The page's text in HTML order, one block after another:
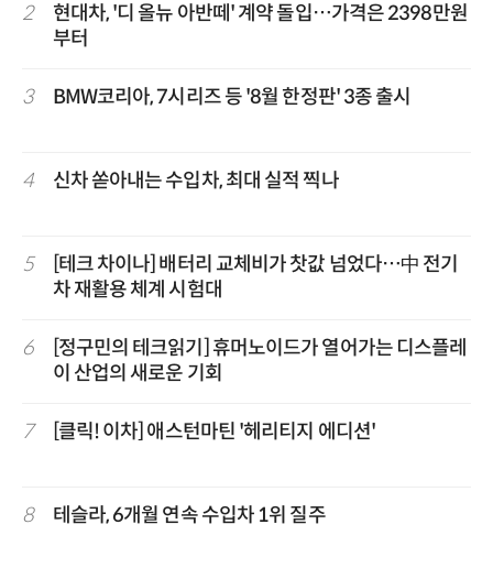
2
현대차, '디 올뉴 아반떼' 계약 돌입…가격은 2398만원
부터
3 BMW코리아, 7시리즈 등 '8월 한정판' 3종 출시
4 신차 쏟아내는 수입차, 최대 실적 찍나
5
[테크 차이나] 배터리 교체비가 찻값 넘었다…中 전기
차 재활용 체계 시험대
6
[정구민의 테크읽기] 휴머노이드가 열어가는 디스플레
이 산업의 새로운 기회
7 [클릭! 이차] 애스턴마틴 '헤리티지 에디션'
8 테슬라, 6개월 연속 수입차 1위 질주